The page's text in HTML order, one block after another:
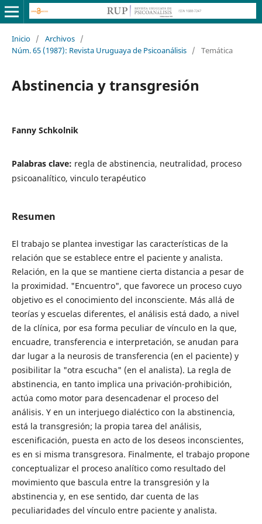
Inicio / Archivos /
Núm. 65 (1987): Revista Uruguaya de Psicoanálisis / Temática
Abstinencia y transgresión
Fanny Schkolnik
Palabras clave: regla de abstinencia, neutralidad, proceso
psicoanalítico, vinculo terapéutico
Resumen
El trabajo se plantea investigar las características de la
relación que se establece entre el paciente y analista.
Relación, en la que se mantiene cierta distancia a pesar de
la proximidad. "Encuentro", que favorece un proceso cuyo
objetivo es el conocimiento del inconsciente. Más allá de
teorías y escuelas diferentes, el análisis está dado, a nivel
de la clínica, por esa forma peculiar de vínculo en la que,
encuadre, transferencia e interpretación, se anudan para
dar lugar a la neurosis de transferencia (en el paciente) y
posibilitar la "otra escucha" (en el analista). La regla de
abstinencia, en tanto implica una privación-prohibición,
actúa como motor para desencadenar el proceso del
análisis. Y en un interjuego dialéctico con la abstinencia,
está la transgresión; la propia tarea del análisis,
escenificación, puesta en acto de los deseos inconscientes,
es en si misma transgresora. Finalmente, el trabajo propone
conceptualizar el proceso analítico como resultado del
movimiento que bascula entre la transgresión y la
abstinencia y, en ese sentido, dar cuenta de las
peculiaridades del vínculo entre paciente y analista.